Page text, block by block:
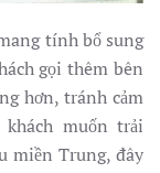
tính bổ sung
gọi thêm bên
hơn, tránh cảm
muốn trải
miền Trung, đây